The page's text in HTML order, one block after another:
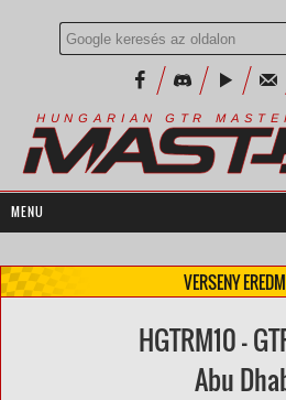
H U N G A R I A N G T R M A S T E
VERSENY
HGTRM10 -
Abu